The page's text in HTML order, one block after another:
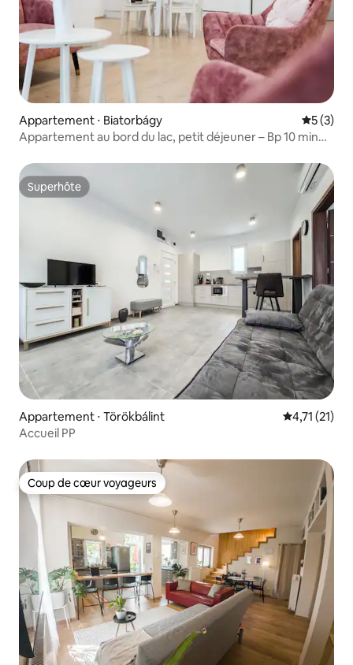
Appartement ⋅ Biatorbágy
5 (3)
Appartement au bord du lac, petit déjeuner – Bp 10 min
Superhôte
Superhôte
Appartement ⋅ Törökbálint Évaluation
4,71 (21)
Accueil PP
Coup de cœur voyageurs
Coup de cœur voyageurs